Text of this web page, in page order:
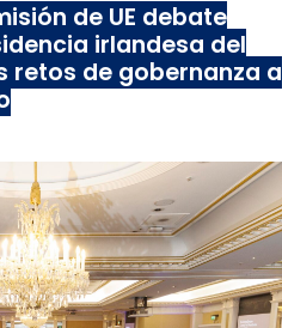
de UE debate
irlandesa del
retos de gobernanza a